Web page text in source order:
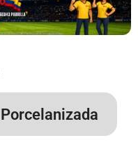
Porcelanizada